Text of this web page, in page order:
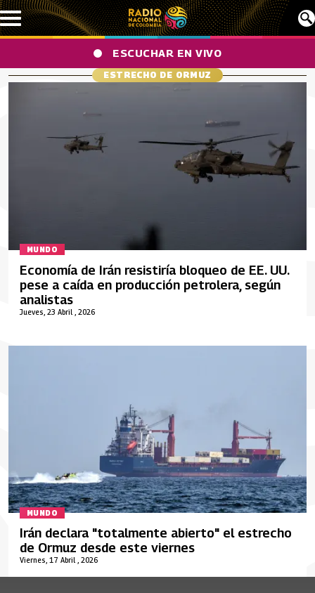
Pasar al contenido principal
ESCUCHAR EN VIVO
ESTRECHO DE ORMUZ
MUNDO
Jueves, 23 Abril , 2026
Economía de Irán resistiría bloqueo de EE. UU.
pese a caída en producción petrolera, según
analistas
MUNDO
Viernes, 17 Abril , 2026
Irán declara "totalmente abierto" el estrecho
de Ormuz desde este viernes